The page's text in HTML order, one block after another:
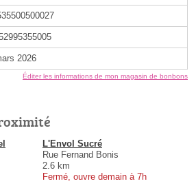
2026
Éditer les informations de mon magasin de bonbons
L'Envol Sucré
Rue Fernand Bonis
2.6 km
Fermé, ouvre demain à 7h